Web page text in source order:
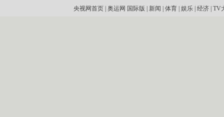
央视网首页| 奥运网 国际版 新闻 体育| 娱乐| 经济| TV